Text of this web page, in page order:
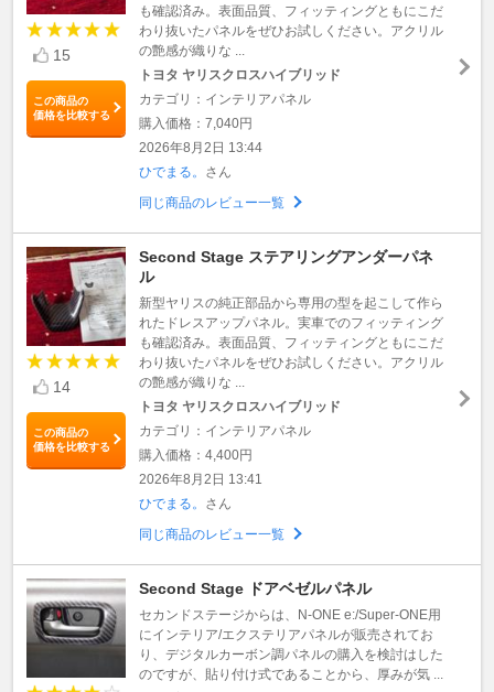
15
この商品の
価格を比較する
も確認済み。表面品質、フィッティングともにこだ
わり抜いたパネルをぜひお試しください。アクリル
の艶感が織りな ...
トヨタ ヤリスクロスハイブリッド
カテゴリ：インテリアパネル
購入価格：7,040円
2026年8月2日 13:44
ひでまる。 さん
同じ商品のレビュー一覧
14
この商品の
価格を比較する
Second Stage ステアリングアンダーパネ
ル
新型ヤリスの純正部品から専用の型を起こして作ら
れたドレスアップパネル。実車でのフィッティング
も確認済み。表面品質、フィッティングともにこだ
わり抜いたパネルをぜひお試しください。アクリル
の艶感が織りな ...
トヨタ ヤリスクロスハイブリッド
カテゴリ：インテリアパネル
購入価格：4,400円
2026年8月2日 13:41
ひでまる。 さん
同じ商品のレビュー一覧
Second Stage ドアベゼルパネル
セカンドステージからは、N-ONE e:/Super-ONE用
にインテリア/エクステリアパネルが販売されてお
り、デジタルカーボン調パネルの購入を検討はした
のですが、貼り付け式であることから、厚みが気 ...